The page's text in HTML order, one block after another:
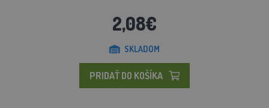
2,08€
SKLADOM
PRIDAŤ DO KOŠÍKA